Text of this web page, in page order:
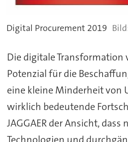
Digital Procurement 2019
Die digitale Transformation
Potenzial für die
eine kleine Minderheit von
wirklich bedeutende
JAGGAER der Ansicht,